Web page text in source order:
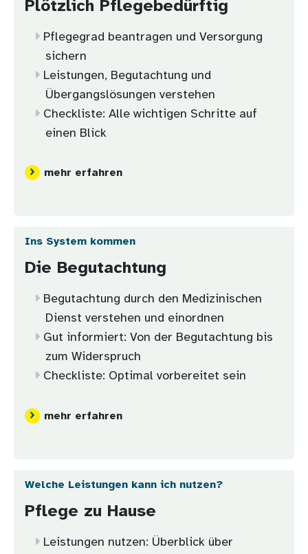
Plötzlich Pflegebedürftig
Pflegegrad beantragen und Versorgung
sichern
Leistungen, Begutachtung und
Übergangslösungen verstehen
Checkliste: Alle wichtigen Schritte auf
einen Blick
mehr erfahren
Ins System kommen
Die Begutachtung
Begutachtung durch den Medizinischen
Dienst verstehen und einordnen
Gut informiert: Von der Begutachtung bis
zum Widerspruch
Checkliste: Optimal vorbereitet sein
mehr erfahren
Welche Leistungen kann ich nutzen?
Pflege zu Hause
Leistungen nutzen: Überblick über